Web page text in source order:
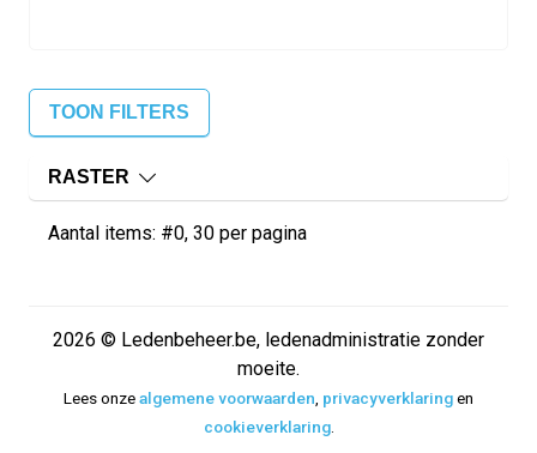
TOON FILTERS
RASTER
Aantal items: #0, 30 per pagina
2026 © Ledenbeheer.be, ledenadministratie zonder
moeite.
Lees onzealgemene voorwaarden privacyverklaringen
cookieverklaring.